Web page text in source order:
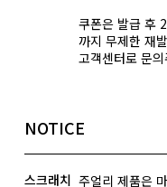
쿠폰은 발급 후
까지 무제한 재
고객센터로 문
NOTICE
스크래치 주얼리 제품은